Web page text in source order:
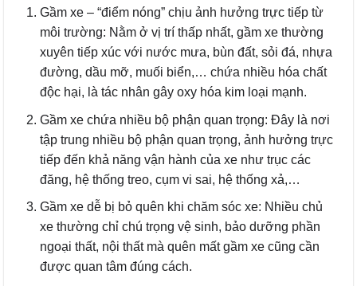
Gầm xe – “điểm nóng” chịu ảnh hưởng trực tiếp từ
môi trường: Nằm ở vị trí thấp nhất, gầm xe thường
xuyên tiếp xúc với nước mưa, bùn đất, sỏi đá, nhựa
đường, dầu mỡ, muối biển,… chứa nhiều hóa chất
độc hại, là tác nhân gây oxy hóa kim loại mạnh.
Gầm xe chứa nhiều bộ phận quan trọng: Đây là nơi
tập trung nhiều bộ phận quan trọng, ảnh hưởng trực
tiếp đến khả năng vận hành của xe như trục các
đăng, hệ thống treo, cụm vi sai, hệ thống xả,…
Gầm xe dễ bị bỏ quên khi chăm sóc xe: Nhiều chủ
xe thường chỉ chú trọng vệ sinh, bảo dưỡng phần
ngoại thất, nội thất mà quên mất gầm xe cũng cần
được quan tâm đúng cách.